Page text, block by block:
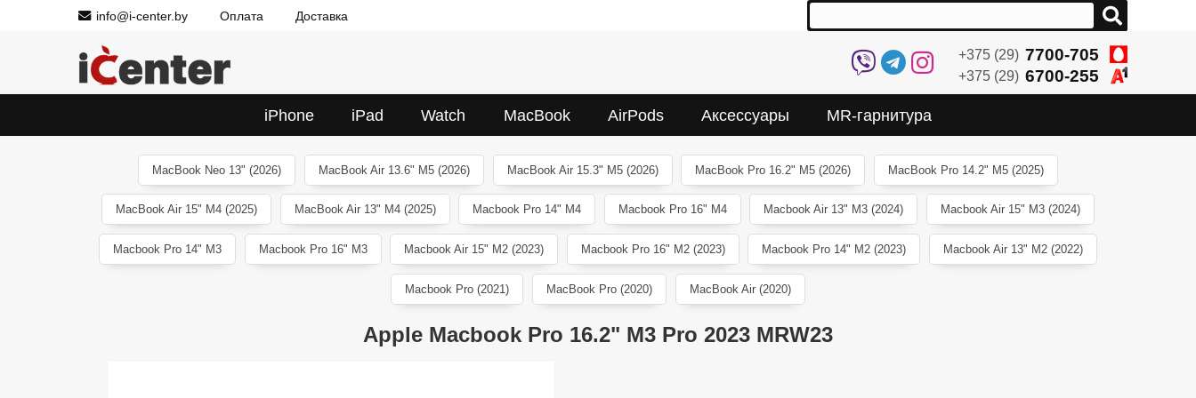
info@i-center.by Оплата Доставка
+375 (29) 7700-705
+375 (29) 6700-255
iPhone iPad Watch MacBook AirPods Аксессуары MR-гарнитура
MacBook Neo 13" (2026) MacBook Air 13.6" M5 (2026) MacBook Air 15.3" M5 (2026) MacBook Pro 16.2" M5 (2026) MacBook Pro 14.2" M5 (2025)
MacBook Air 15" M4 (2025) MacBook Air 13" M4 (2025) Macbook Pro 14" M4 Macbook Pro 16" M4 Macbook Air 13" M3 (2024) Macbook Air 15" M3 (2024)
Macbook Pro 14" M3 Macbook Pro 16" M3 Macbook Air 15" M2 (2023) Macbook Pro 16" M2 (2023) Macbook Pro 14" M2 (2023) Macbook Air 13" M2 (2022)
Macbook Pro (2021) MacBook Pro (2020) MacBook Air (2020)
Apple Macbook Pro 16.2" M3 Pro 2023 MRW23